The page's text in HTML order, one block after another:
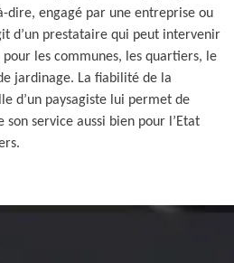
dire, engagé par une entreprise ou
d’un prestataire qui peut intervenir
les communes, les quartiers, le
jardinage. La fiabilité de la
d’un paysagiste lui permet de
service aussi bien pour l’Etat